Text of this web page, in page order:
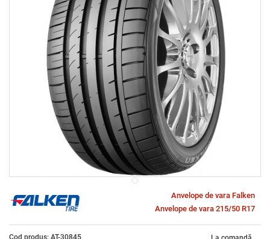
Anvelope de vara Falken
Anvelope de vara 215/50 R17
Cod produs: AT-30845